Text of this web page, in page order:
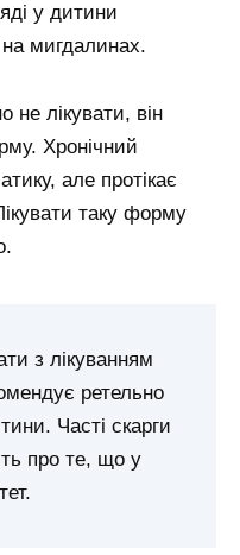
у дитини
на мигдалинах.
не лікувати, він
Хронічний
але протікає
таку форму
з лікуванням
ретельно
Часті скарги
про те, що у